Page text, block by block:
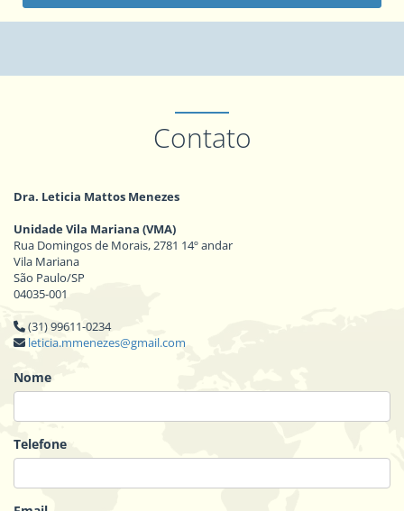
Contato
Dra. Leticia Mattos Menezes
Unidade Vila Mariana (VMA)
Rua Domingos de Morais, 2781 14º andar
Vila Mariana
São Paulo/SP
04035-001
(31) 99611-0234
leticia.mmenezes@gmail.com
Nome
Telefone